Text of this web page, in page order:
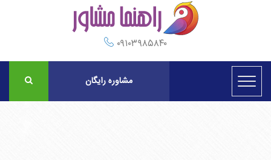
۰۹۱۰۳۹۸۵۸۴۰
مشاوره رایگان